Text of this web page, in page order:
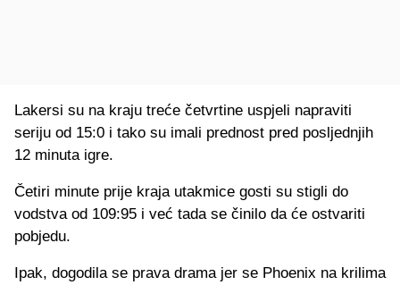
Lakersi su na kraju treće četvrtine uspjeli napraviti
seriju od 15:0 i tako su imali prednost pred posljednjih
12 minuta igre.
Četiri minute prije kraja utakmice gosti su stigli do
vodstva od 109:95 i već tada se činilo da će ostvariti
pobjedu.
Ipak, dogodila se prava drama jer se Phoenix na krilima